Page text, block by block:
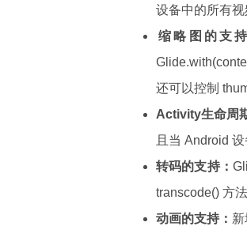
设备中的所有
缩略图的支持
还可以控制
Activity生命周
且当 Android
转码的支持：
transcode() 方
动画的支持：